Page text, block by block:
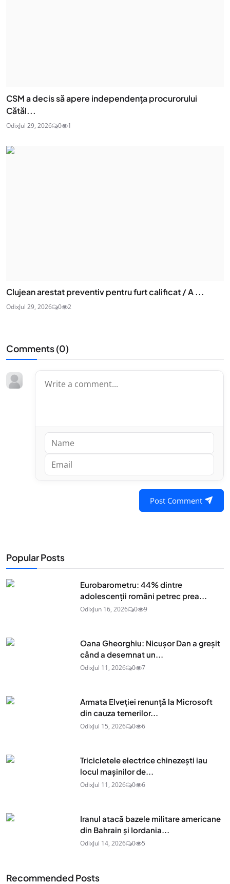
CSM a decis să apere independența procurorului
Cătăl...
OdixJul 29, 2026 0 1
Clujean arestat preventiv pentru furt calificat / A ...
OdixJul 29, 2026 0 2
Comments (0)
Post Comment
Popular Posts
Eurobarometru: 44% dintre
adolescenţii români petrec prea...
OdixJun 16, 2026 0 9
Oana Gheorghiu: Nicușor Dan a greșit
când a desemnat un...
OdixJul 11, 2026 0 7
Armata Elveției renunță la Microsoft
din cauza temerilor...
OdixJul 15, 2026 0 6
Tricicletele electrice chinezești iau
locul mașinilor de...
OdixJul 11, 2026 0 6
Iranul atacă bazele militare americane
din Bahrain și Iordania...
OdixJul 14, 2026 0 5
Recommended Posts